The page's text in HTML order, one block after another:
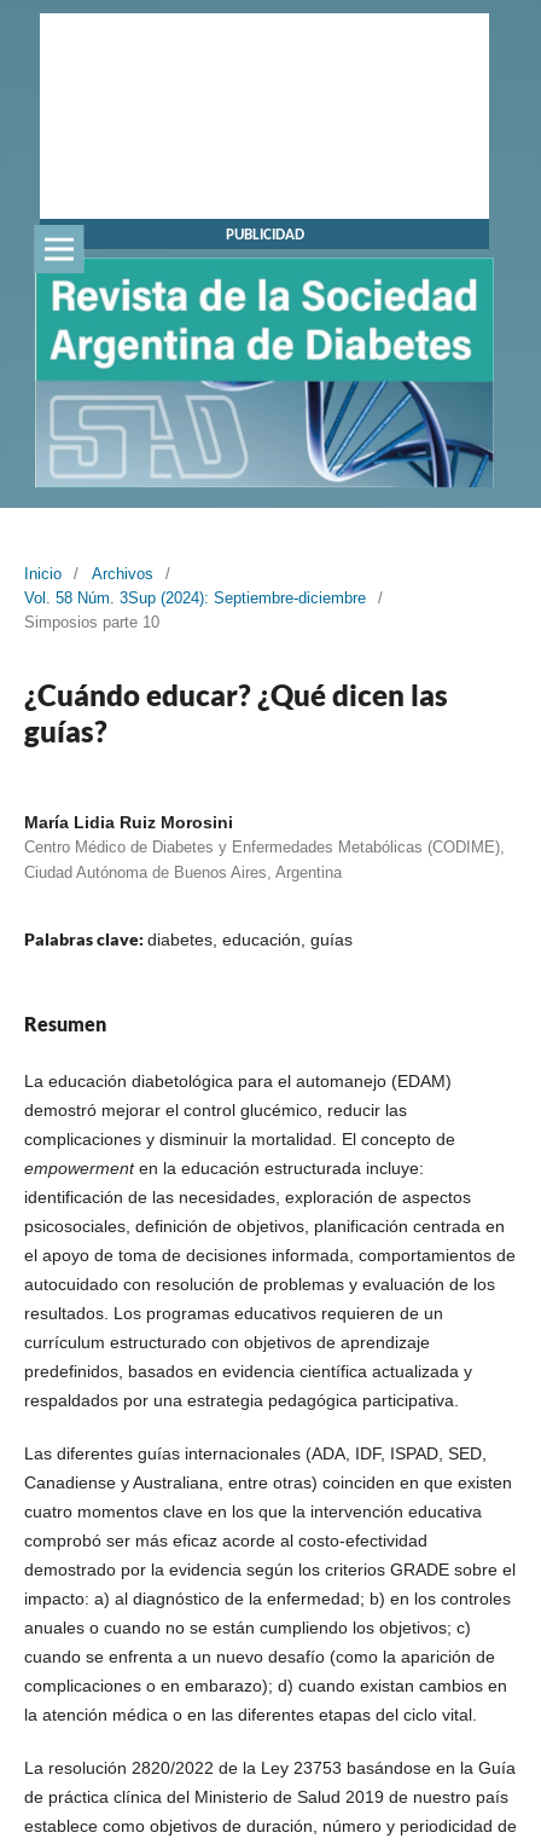
PUBLICIDAD
Inicio / Archivos
/
Vol. 58 Núm. 3Sup (2024): Septiembre-diciembre
/
Simposios parte 10
¿Cuándo educar? ¿Qué dicen las
guías?
María Lidia Ruiz Morosini
Centro Médico de Diabetes y Enfermedades Metabólicas (CODIME),
Ciudad Autónoma de Buenos Aires, Argentina
Palabras clave: diabetes, educación, guías
Resumen
La educación diabetológica para el automanejo (EDAM)
demostró mejorar el control glucémico, reducir las
complicaciones y disminuir la mortalidad. El concepto de
empowermenten la educación estructurada incluye:
identificación de las necesidades, exploración de aspectos
psicosociales, definición de objetivos, planificación centrada en
el apoyo de toma de decisiones informada, comportamientos de
autocuidado con resolución de problemas y evaluación de los
resultados. Los programas educativos requieren de un
currículum estructurado con objetivos de aprendizaje
predefinidos, basados en evidencia científica actualizada y
respaldados por una estrategia pedagógica participativa.
Las diferentes guías internacionales (ADA, IDF, ISPAD, SED,
Canadiense y Australiana, entre otras) coinciden en que existen
cuatro momentos clave en los que la intervención educativa
comprobó ser más eficaz acorde al costo-efectividad
demostrado por la evidencia según los criterios GRADE sobre el
impacto: a) al diagnóstico de la enfermedad; b) en los controles
anuales o cuando no se están cumpliendo los objetivos; c)
cuando se enfrenta a un nuevo desafío (como la aparición de
complicaciones o en embarazo); d) cuando existan cambios en
la atención médica o en las diferentes etapas del ciclo vital.
La resolución 2820/2022 de la Ley 23753 basándose en la Guía
de práctica clínica del Ministerio de Salud 2019 de nuestro país
establece como objetivos de duración, número y periodicidad de